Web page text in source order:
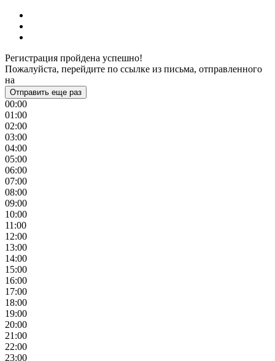
Регистрация пройдена успешно!
Пожалуйста, перейдите по ссылке из письма, отправленного
на
Отправить еще раз
00:00
01:00
02:00
03:00
04:00
05:00
06:00
07:00
08:00
09:00
10:00
11:00
12:00
13:00
14:00
15:00
16:00
17:00
18:00
19:00
20:00
21:00
22:00
23:00